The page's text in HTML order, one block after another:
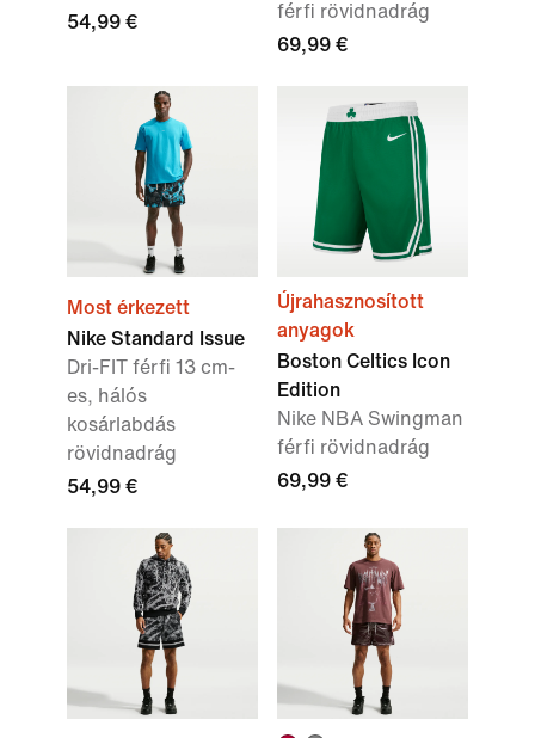
54,99 €
férfi rövidnadrág
69,99 €
Most érkezett
Nike Standard Issue
Dri-FIT férfi 13 cm-
es, hálós
kosárlabdás
rövidnadrág
54,99 €
Újrahasznosított
anyagok
Boston Celtics Icon
Edition
Nike NBA Swingman
férfi rövidnadrág
69,99 €